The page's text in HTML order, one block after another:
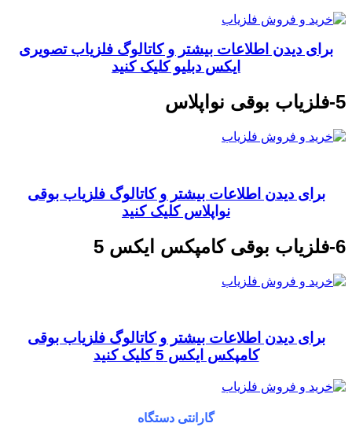
برای دیدن اطلاعات بیشتر و کاتالوگ فلزیاب تصویری
ایکس دبلیو کلیک کنید
5-فلزیاب بوقی نواپلاس
برای دیدن اطلاعات بیشتر و کاتالوگ فلزیاب بوقی
نواپلاس کلیک کنید
6-فلزیاب بوقی کامپکس ایکس 5
برای دیدن اطلاعات بیشتر و کاتالوگ فلزیاب بوقی
کامپکس ایکس 5 کلیک کنید
گارانتی دستگاه